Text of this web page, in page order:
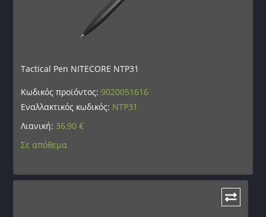
Tactical Pen NITECORE NTP31
Κωδικός προϊόντος:9020051616
Εναλλακτικός κωδικός: NTP31
Λιανική: 36,90€
Σε απόθεμα